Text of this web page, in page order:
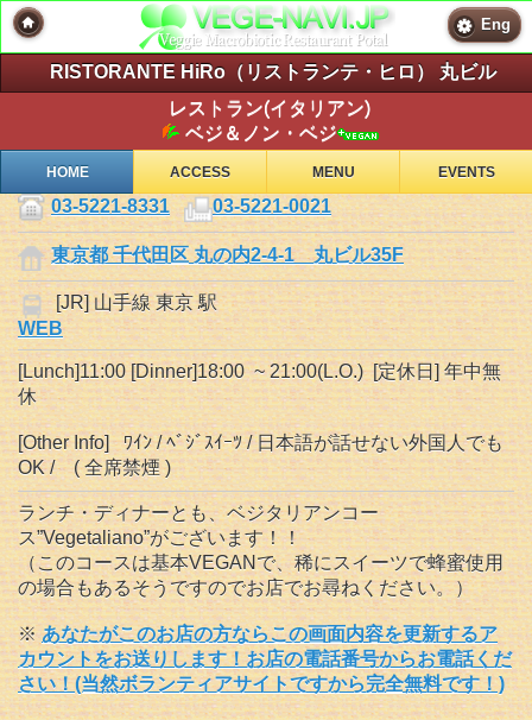
Eng
RISTORANTE HiRo（リストランテ・ヒロ） 丸ビル
レストラン(イタリアン)
ベジ＆ノン・ベジ
HOME ACCESS MENU EVENTS
03-5221-8331 03-5221-0021
東京都 千代田区 丸の内2-4-1 丸ビル35F
[JR] 山手線 東京 駅
WEB
[Lunch]11:00 [Dinner]18:00 ~ 21:00(L.O.) [定休日] 年中無
休
[Other Info] ﾜｲﾝ / ﾍﾞｼﾞｽｲｰﾂ / 日本語が話せない外国人でも
OK / ( 全席禁煙 )
ランチ・ディナーとも、ベジタリアンコー
ス”Vegetaliano”がございます！！
（このコースは基本VEGANで、稀にスイーツで蜂蜜使用
の場合もあるそうですのでお店でお尋ねください。）
※ あなたがこのお店の方ならこの画面内容を更新するア
カウントをお送りします！お店の電話番号からお電話くだ
さい！(当然ボランティアサイトですから完全無料です！)